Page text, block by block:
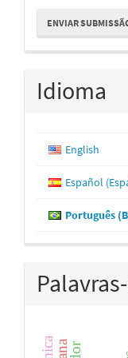
Enviar
ENVIAR
Idioma
English
Español
Português